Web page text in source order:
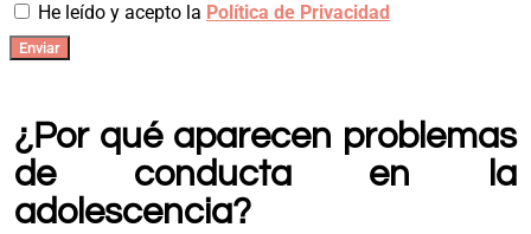
He leído y acepto la Política de Privacidad
Enviar
¿Por qué aparecen problemas
de conducta en la
adolescencia?